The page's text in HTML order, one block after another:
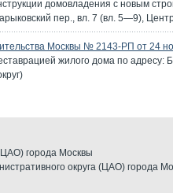
домовладения с новым
пер., вл. 7 (вл. 5—9),
Москвы № 2143-РП от 24
жилого дома по адресу:
города Москвы
округа (ЦАО) города